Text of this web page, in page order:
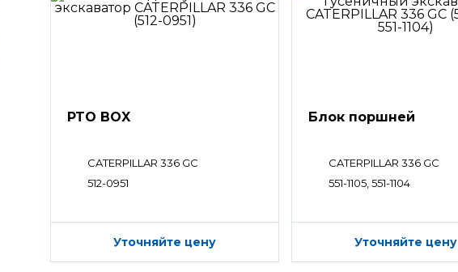
PTO BOX
CATERPILLAR 336 GC
512-0951
Уточняйте цену
Блок поршней
CATERPILLAR 336 GC
551-1105, 551-1104
Уточняйте цену